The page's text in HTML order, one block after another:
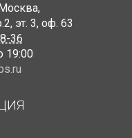
,
, эт. 3, оф. 63
36
19:00